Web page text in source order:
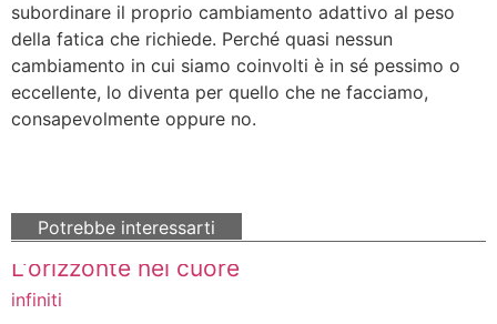
subordinare il proprio cambiamento adattivo al peso
della fatica che richiede. Perché quasi nessun
cambiamento in cui siamo coinvolti è in sé pessimo o
eccellente, lo diventa per quello che ne facciamo,
consapevolmente oppure no.
Potrebbe interessarti
L'orizzonte nel cuore
infiniti